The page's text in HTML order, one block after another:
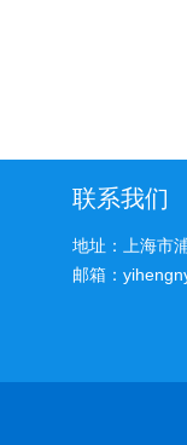
联系我们
地址：上海市
邮箱：